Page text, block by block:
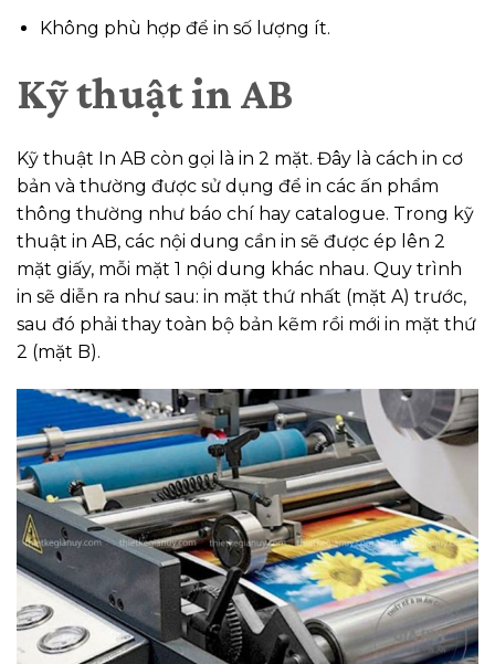
Không phù hợp để in số lượng ít.
Kỹ thuật in AB
Kỹ thuật In AB còn gọi là in 2 mặt. Đây là cách in cơ
bản và thường được sử dụng để in các ấn phẩm
thông thường như báo chí hay catalogue. Trong kỹ
thuật in AB, các nội dung cần in sẽ được ép lên 2
mặt giấy, mỗi mặt 1 nội dung khác nhau. Quy trình
in sẽ diễn ra như sau: in mặt thứ nhất (mặt A) trước,
sau đó phải thay toàn bộ bản kẽm rồi mới in mặt thứ
2 (mặt B).